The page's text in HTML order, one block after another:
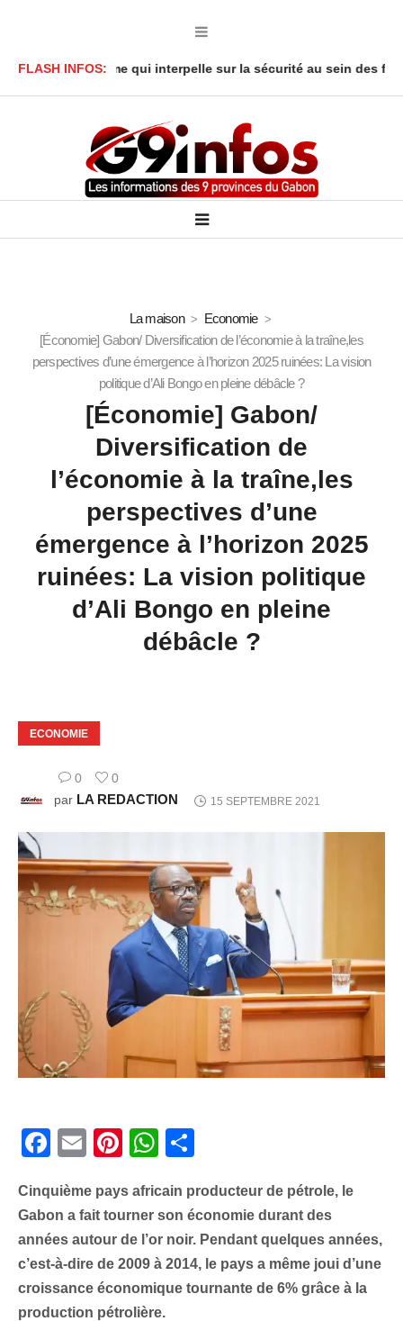
FLASH INFOS:
: Le drame qui interpelle sur la sécurité au sein des foyers
La maison
Economie
[Économie] Gabon/ Diversification de l’économie à la traîne,les
perspectives d’une émergence à l’horizon 2025 ruinées: La vision
politique d’Ali Bongo en pleine débâcle ?
[Économie] Gabon/
Diversification de
l’économie à la traîne,les
perspectives d’une
émergence à l’horizon 2025
ruinées: La vision politique
d’Ali Bongo en pleine
débâcle ?
ECONOMIE
0
0
par LA REDACTION 15 SEPTEMBRE 2021
Facebook
Email PinterestWhatsApp
Cinquième pays africain producteur de pétrole, le
Gabon a fait tourner son économie durant des
années autour de l’or noir. Pendant quelques années,
c’est-à-dire de 2009 à 2014, le pays a même joui d’une
croissance économique tournante de 6% grâce à la
production pétrolière.